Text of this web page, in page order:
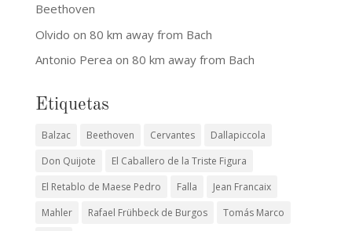
Beethoven
Olvido on 80 km away from Bach
Antonio Perea on 80 km away from Bach
Etiquetas
Balzac Beethoven Cervantes
Dallapiccola
Don Quijote
El Caballero de la Triste Figura
El Retablo de Maese Pedro
Falla
Jean Francaix
Mahler
Rafael Frühbeck de Burgos
Tomás Marco